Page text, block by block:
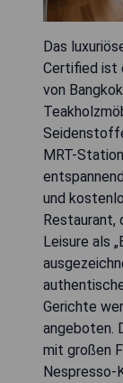
Das
Certified ist
von
MRT-
und
Restaurant,
Leisure als
Gerichte
angeboten.
mit großen
Nespresso-